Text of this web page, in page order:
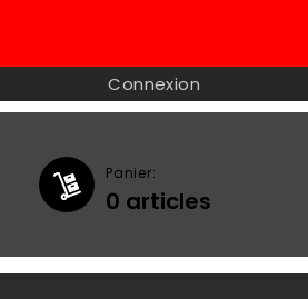
Connexion
Panier:
0 articles